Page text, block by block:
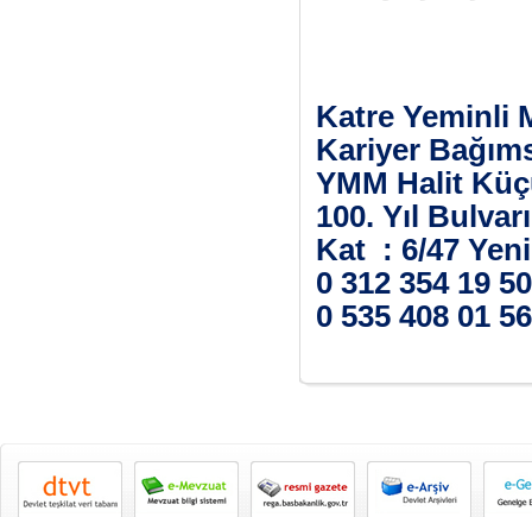
Katre Yeminli
Kariyer
YMM Halit
100. Yıl
Kat : 6/47
0 312 354 19 50
0 535 408 01 56